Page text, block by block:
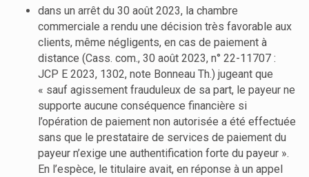
dans un arrêt du 30 août 2023, la chambre
commerciale a rendu une décision très favorable aux
clients, même négligents, en cas de paiement à
distance (Cass. com., 30 août 2023, n° 22-11707 :
JCP E 2023, 1302, note Bonneau Th.) jugeant que
« sauf agissement frauduleux de sa part, le payeur ne
supporte aucune conséquence financière si
l’opération de paiement non autorisée a été effectuée
sans que le prestataire de services de paiement du
payeur n’exige une authentification forte du payeur ».
En l’espèce, le titulaire avait, en réponse à un appel